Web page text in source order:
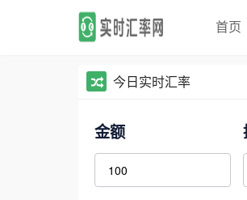
首页
今日实时汇率
金额